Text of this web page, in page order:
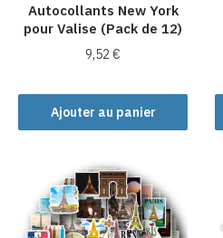
Autocollants New York
pour Valise (Pack de 12)
9,52€
Ajouter au panier